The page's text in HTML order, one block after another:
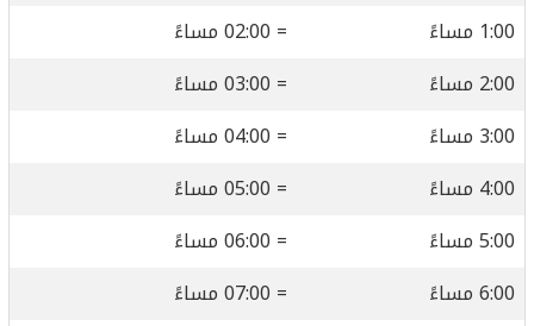
1:00 مساءً
= 02:00 مساءً
2:00 مساءً
= 03:00 مساءً
3:00 مساءً
= 04:00 مساءً
4:00 مساءً
= 05:00 مساءً
5:00 مساءً
= 06:00 مساءً
6:00 مساءً
= 07:00 مساءً